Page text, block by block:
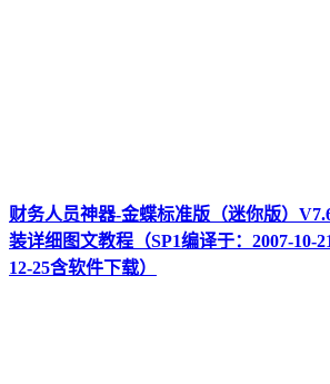
财务人员神器-金蝶标准版（迷你版）
装详细图文教程（SP1编译于：2007-10-
12-25含软件下载）